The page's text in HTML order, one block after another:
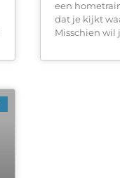
een
dat je kijkt
Misschien wil